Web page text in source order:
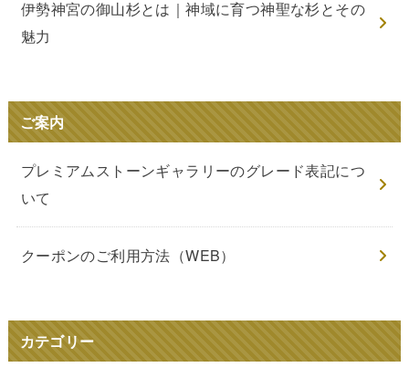
伊勢神宮の御山杉とは｜神域に育つ神聖な杉とその
魅力
ご案内
プレミアムストーンギャラリーのグレード表記につ
いて
クーポンのご利用方法（WEB）
カテゴリー